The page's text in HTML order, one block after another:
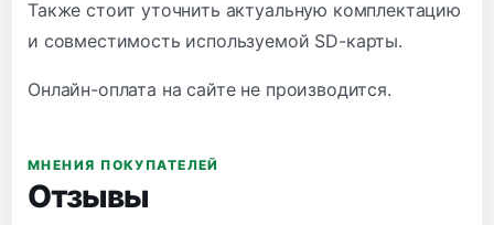
Также стоит уточнить актуальную комплектацию
и совместимость используемой SD-карты.
Онлайн-оплата на сайте не производится.
МНЕНИЯ ПОКУПАТЕЛЕЙ
Отзывы